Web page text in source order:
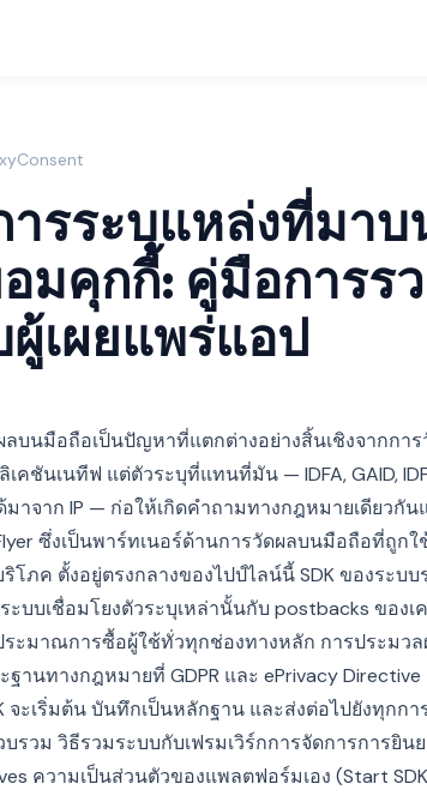
ารระบุแหล่งที่มา
มคุกกี้: คู่มือการร
เผยแพร่แอป
นมือถือเป็นปัญหาที่แตกต่างอย่างสิ้นเชิงจากการ
คชันเนทีฟ แต่ตัวระบุที่แทนที่มัน — IDFA, GAID,
าจาก IP — ก่อให้เกิดคำถามทางกฎหมายเดียวกั
ซึ่งเป็นพาร์ทเนอร์ด้านการวัดผลบนมือถือที่ถูก
ภค ตั้งอยู่ตรงกลางของไปป์ไลน์นี้ SDK ของระบ
ะบบเชื่อมโยงตัวระบุเหล่านั้นกับ postbacks ของ
ะมาณการซื้อผู้ใช้ทั่วทุกช่องทางหลัก การประมว
านทางกฎหมายที่ GDPR และ ePrivacy Directive
ะเริ่มต้น บันทึกเป็นหลักฐาน และส่งต่อไปยังทุกก
รวม วิธีรวมระบบกับเฟรมเวิร์กการจัดการการยิน
ความเป็นส่วนตัวของแพลตฟอร์มเอง (Start